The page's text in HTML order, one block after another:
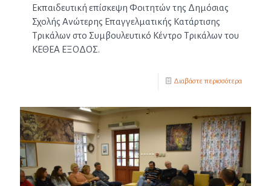
Εκπαιδευτική επίσκεψη Φοιτητών της Δημόσιας
Σχολής Ανώτερης Επαγγελματικής Κατάρτισης
Τρικάλων στο Συμβουλευτικό Κέντρο Τρικάλων του
ΚΕΘΕΑ ΕΞΟΔΟΣ.
Διαβάστε περισσότερα